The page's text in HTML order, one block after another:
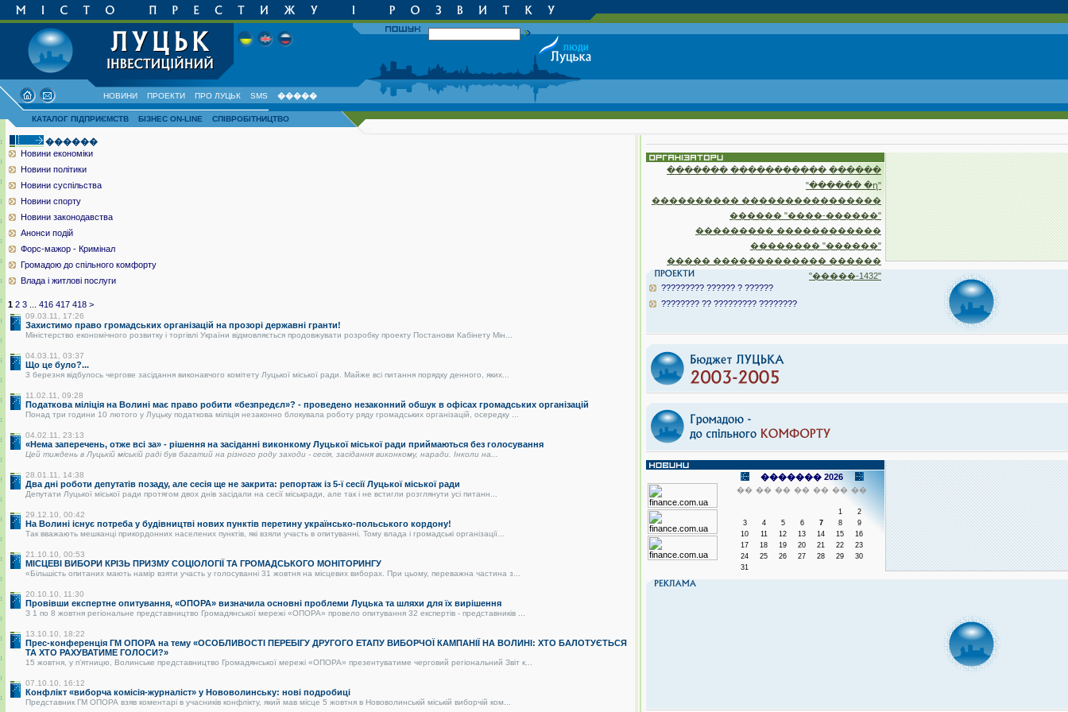
НОВИНИ ПРОЕКТИ ПРО ЛУЦЬК SMS �����
КАТАЛОГ ПІДПРИЄМСТВ БІЗНЕС ON-LINE СПІВРОБІТНИЦТВО
������
Новини економіки
Новини політики
Новини суспільства
Новини спорту
Новини законодавства
Анонси подій
Форс-мажор - Кримінал
Громадою до спільного комфорту
Влада і житлові послуги
1 2 3 416 417 418 >
09.03.11, 17:26
Захистимо право громадських організацій на прозорі державні гранти!
Міністерство економічного розвитку і торгівлі України відмовляється продовжувати розробку проекту Постанови Кабінету Мін...
04.03.11, 03:37
Що це було?...
3 березня відбулось чергове засідання виконавчого комітету Луцької міської ради. Майже всі питання порядку денного, яких...
11.02.11, 09:28
Податкова міліція на Волині має право робити «безпредєл»? - проведено незаконний обшук в офісах громадських організацій
Понад три години 10 лютого у Луцьку податкова міліція незаконно блокувала роботу ряду громадських організацій, осередку ...
04.02.11, 23:13
«Нема заперечень, отже всі за» - рішення на засіданні виконкому Луцької міської ради приймаються без голосування
Цей тиждень в Луцькій міській раді був багатий на різного роду заходи - сесія, засідання виконкому, наради. Інколи на...
28.01.11, 14:38
Два дні роботи депутатів позаду, але сесія ще не закрита: репортаж із 5-ї сесії Луцької міської ради
Депутати Луцької міської ради протягом двох днів засідали на сесії міськради, але так і не встигли розглянути усі питанн...
29.12.10, 00:42
На Волині існує потреба у будівництві нових пунктів перетину українсько-польського кордону!
Так вважають мешканці прикордонних населених пунктів, які взяли участь в опитуванні. Тому влада і громадські організації...
21.10.10, 00:53
МІСЦЕВІ ВИБОРИ КРІЗЬ ПРИЗМУ СОЦІОЛОГІЇ ТА ГРОМАДСЬКОГО МОНІТОРИНГУ
«Більшість опитаних мають намір взяти участь у голосуванні 31 жовтня на місцевих виборах. При цьому, переважна частина з...
20.10.10, 11:30
Провівши експертне опитування, «ОПОРА» визначила основні проблеми Луцька та шляхи для їх вирішення
З 1 по 8 жовтня регіональне представництво Громадянської мережі «ОПОРА» провело опитування 32 експертів - представників ...
13.10.10, 18:22
Прес-конференція ГМ ОПОРА на тему «ОСОБЛИВОСТІ ПЕРЕБІГУ ДРУГОГО ЕТАПУ ВИБОРЧОЇ КАМПАНІЇ НА ВОЛИНІ: ХТО БАЛОТУЄТЬСЯ
ТА ХТО РАХУВАТИМЕ ГОЛОСИ?»
15 жовтня, у п’ятницю, Волинське представництво Громадянської мережі «ОПОРА» презентуватиме черговий регіональний Звіт к...
07.10.10, 16:12
Конфлікт «виборча комісія-журналіст» у Нововолинську: нові подробиці
Представник ГМ ОПОРА взяв коментарі в учасників конфлікту, який мав місце 5 жовтня в Нововолинській міській виборчій ком...
������� ����������� ������
"������ �ղ"
���������� ����������������
������ "����-������"
��������� ������������
�������� "������"
����� ������������� ������
"�����-1432"
????????? ?????? ? ??????
???????? ?? ????????? ????????
������� 2026
�� �� �� �� �� �� ��
1
2
3
4 5 6 7 8
9
10
11 12 13 14 15
16
17
18 19 20 21 22
23
24
25 26 27 28 29
30
31